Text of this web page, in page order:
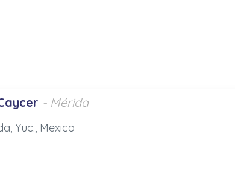
- Mérida
Yuc., Mexico